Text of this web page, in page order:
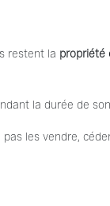
restent la propriété
la durée de
les vendre,